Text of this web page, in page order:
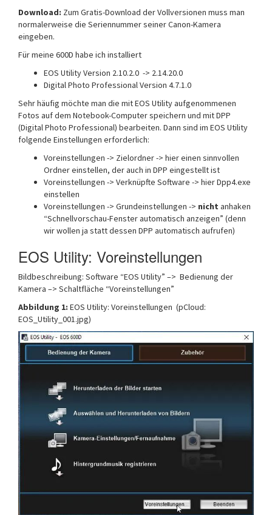
Download: Zum Gratis-Download der Vollversionen muss man
normalerweise die Seriennummer seiner Canon-Kamera
eingeben.
Für meine 600D habe ich installiert
EOS Utility Version 2.10.2.0 -> 2.14.20.0
Digital Photo Professional Version 4.7.1.0
Sehr häufig möchte man die mit EOS Utility aufgenommenen
Fotos auf dem Notebook-Computer speichern und mit DPP
(Digital Photo Professional) bearbeiten. Dann sind im EOS Utility
folgende Einstellungen erforderlich:
Voreinstellungen -> Zielordner -> hier einen sinnvollen
Ordner einstellen, der auch in DPP eingestellt ist
Voreinstellungen -> Verknüpfte Software -> hier Dpp4.exe
einstellen
Voreinstellungen -> Grundeinstellungen -> nicht anhaken
“Schnellvorschau-Fenster automatisch anzeigen” (denn
wir wollen ja statt dessen DPP automatisch aufrufen)
EOS Utility: Voreinstellungen
Bildbeschreibung: Software “EOS Utility” –> Bedienung der
Kamera –> Schaltfläche “Voreinstellungen”
Abbildung 1: EOS Utility: Voreinstellungen (pCloud:
EOS_Utility_001.jpg)